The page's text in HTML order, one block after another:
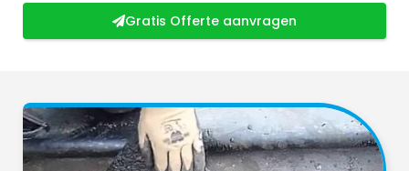
Gratis Offerte aanvragen